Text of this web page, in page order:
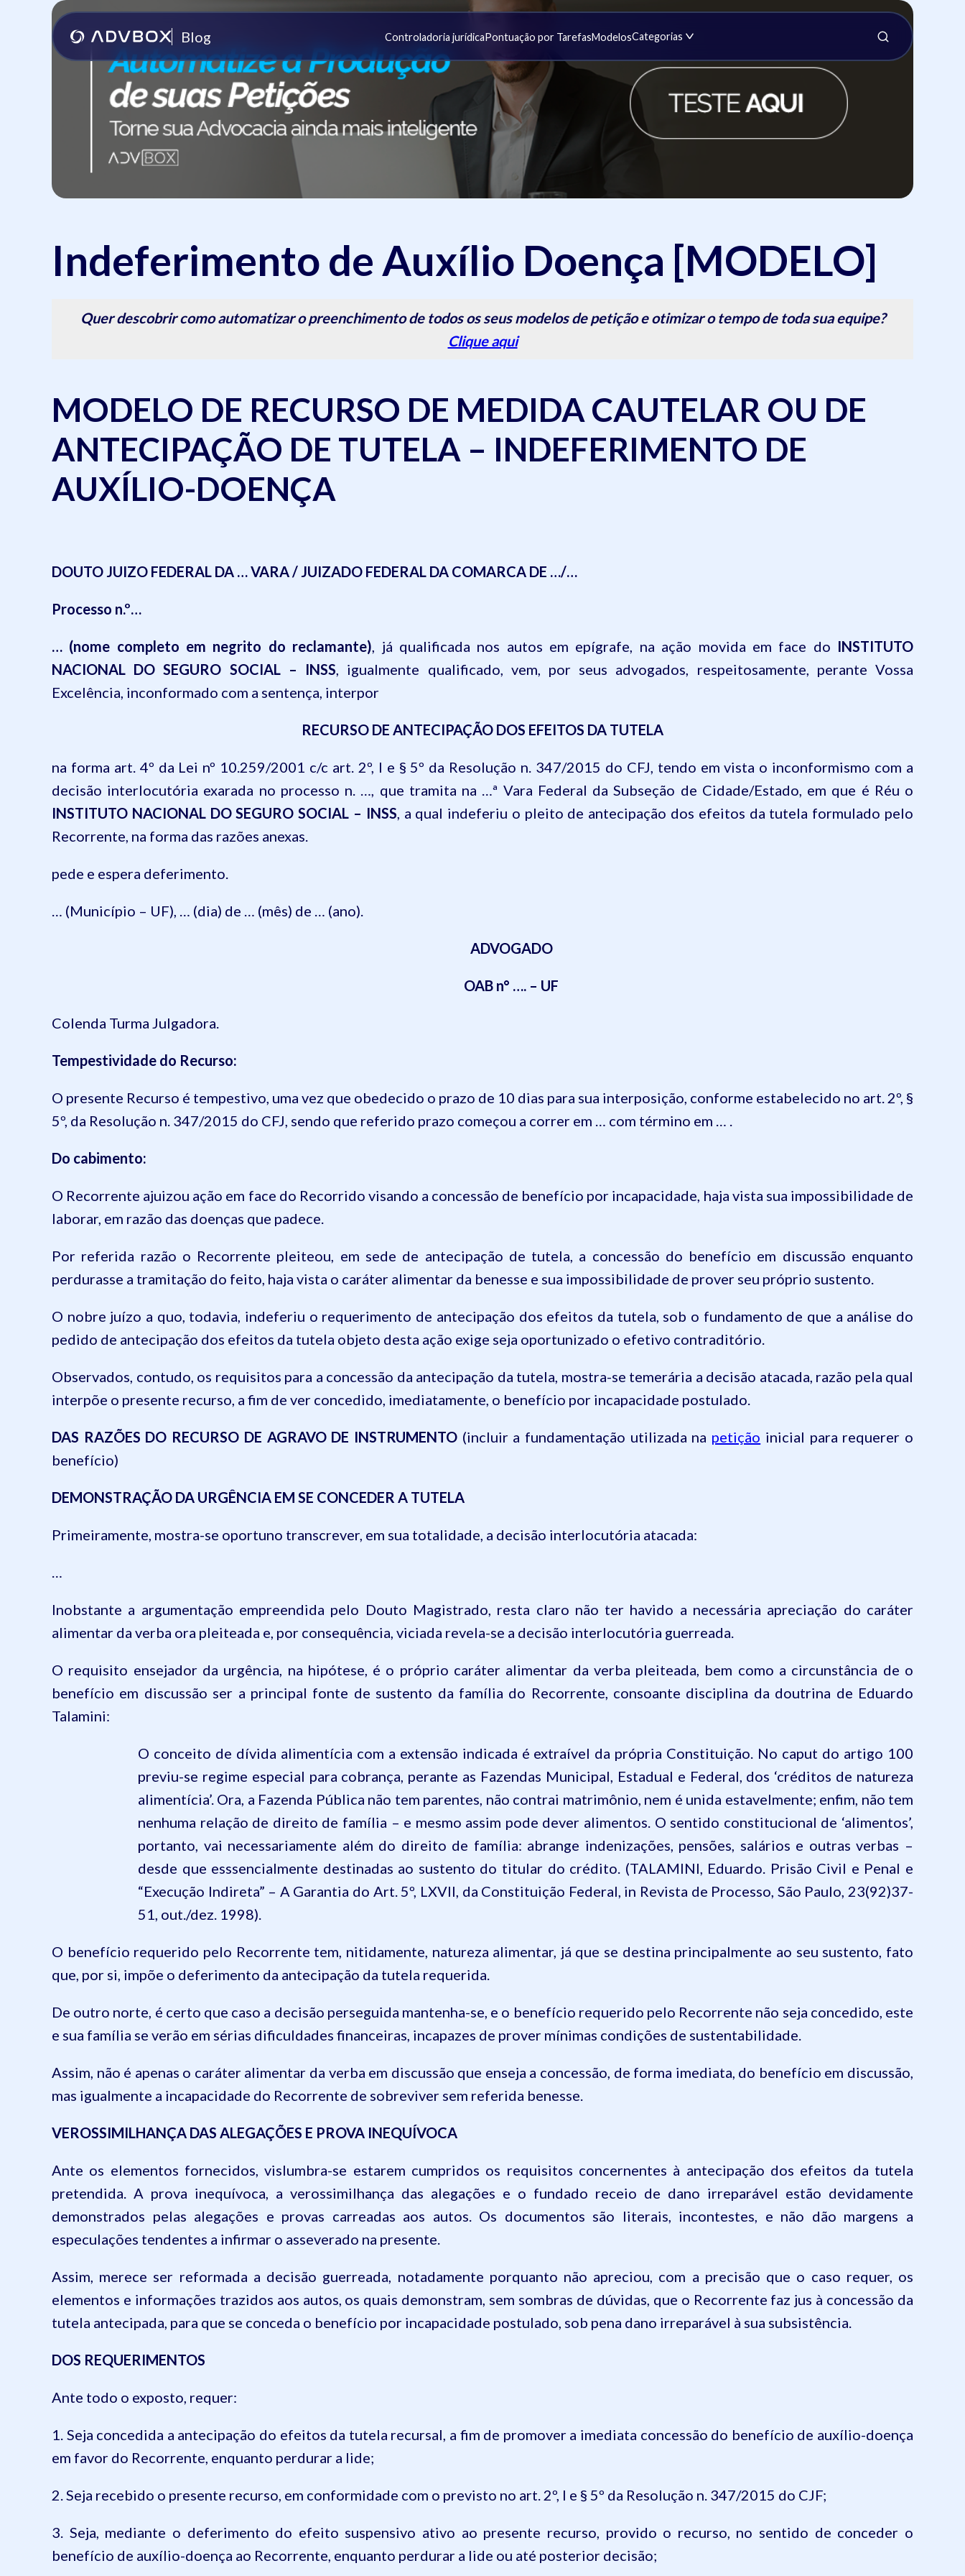
Blog Controladoria jurídicaPontuação por TarefasModelosCategorias
Indeferimento de Auxílio Doença [MODELO]
Quer descobrir como automatizar o preenchimento de todos os seus modelos de petição e otimizar o tempo de toda sua equipe?
Clique aqui
MODELO DE RECURSO DE MEDIDA CAUTELAR OU DE
ANTECIPAÇÃO DE TUTELA – INDEFERIMENTO DE
AUXÍLIO-DOENÇA
DOUTO JUIZO FEDERAL DA … VARA / JUIZADO FEDERAL DA COMARCA DE …/…
Processo n.º…
… (nome completo em negrito do reclamante), já qualificada nos autos em epígrafe, na ação movida em face do INSTITUTO
NACIONAL DO SEGURO SOCIAL – INSS, igualmente qualificado, vem, por seus advogados, respeitosamente, perante Vossa
Excelência, inconformado com a sentença, interpor
RECURSO DE ANTECIPAÇÃO DOS EFEITOS DA TUTELA
na forma art. 4º da Lei nº 10.259/2001 c/c art. 2º, I e § 5º da Resolução n. 347/2015 do CFJ, tendo em vista o inconformismo com a
decisão interlocutória exarada no processo n. …, que tramita na …ª Vara Federal da Subseção de Cidade/Estado, em que é Réu o
INSTITUTO NACIONAL DO SEGURO SOCIAL – INSS, a qual indeferiu o pleito de antecipação dos efeitos da tutela formulado pelo
Recorrente, na forma das razões anexas.
pede e espera deferimento.
… (Município – UF), … (dia) de … (mês) de … (ano).
ADVOGADO
OAB n° …. – UF
Colenda Turma Julgadora.
Tempestividade do Recurso:
O presente Recurso é tempestivo, uma vez que obedecido o prazo de 10 dias para sua interposição, conforme estabelecido no art. 2º, §
5º, da Resolução n. 347/2015 do CFJ, sendo que referido prazo começou a correr em … com término em … .
Do cabimento:
O Recorrente ajuizou ação em face do Recorrido visando a concessão de benefício por incapacidade, haja vista sua impossibilidade de
laborar, em razão das doenças que padece.
Por referida razão o Recorrente pleiteou, em sede de antecipação de tutela, a concessão do benefício em discussão enquanto
perdurasse a tramitação do feito, haja vista o caráter alimentar da benesse e sua impossibilidade de prover seu próprio sustento.
O nobre juízo a quo, todavia, indeferiu o requerimento de antecipação dos efeitos da tutela, sob o fundamento de que a análise do
pedido de antecipação dos efeitos da tutela objeto desta ação exige seja oportunizado o efetivo contraditório.
Observados, contudo, os requisitos para a concessão da antecipação da tutela, mostra-se temerária a decisão atacada, razão pela qual
interpõe o presente recurso, a fim de ver concedido, imediatamente, o benefício por incapacidade postulado.
DAS RAZÕES DO RECURSO DE AGRAVO DE INSTRUMENTO (incluir a fundamentação utilizada na petição inicial para requerer o
benefício)
DEMONSTRAÇÃO DA URGÊNCIA EM SE CONCEDER A TUTELA
Primeiramente, mostra-se oportuno transcrever, em sua totalidade, a decisão interlocutória atacada:
…
Inobstante a argumentação empreendida pelo Douto Magistrado, resta claro não ter havido a necessária apreciação do caráter
alimentar da verba ora pleiteada e, por consequência, viciada revela-se a decisão interlocutória guerreada.
O requisito ensejador da urgência, na hipótese, é o próprio caráter alimentar da verba pleiteada, bem como a circunstância de o
benefício em discussão ser a principal fonte de sustento da família do Recorrente, consoante disciplina da doutrina de Eduardo
Talamini:
O conceito de dívida alimentícia com a extensão indicada é extraível da própria Constituição. No caput do artigo 100
previu-se regime especial para cobrança, perante as Fazendas Municipal, Estadual e Federal, dos ‘créditos de natureza
alimentícia’. Ora, a Fazenda Pública não tem parentes, não contrai matrimônio, nem é unida estavelmente; enfim, não tem
nenhuma relação de direito de família – e mesmo assim pode dever alimentos. O sentido constitucional de ‘alimentos’,
portanto, vai necessariamente além do direito de família: abrange indenizações, pensões, salários e outras verbas –
desde que esssencialmente destinadas ao sustento do titular do crédito. (TALAMINI, Eduardo. Prisão Civil e Penal e
“Execução Indireta” – A Garantia do Art. 5º, LXVII, da Constituição Federal, in Revista de Processo, São Paulo, 23(92)37-
51, out./dez. 1998).
O benefício requerido pelo Recorrente tem, nitidamente, natureza alimentar, já que se destina principalmente ao seu sustento, fato
que, por si, impõe o deferimento da antecipação da tutela requerida.
De outro norte, é certo que caso a decisão perseguida mantenha-se, e o benefício requerido pelo Recorrente não seja concedido, este
e sua família se verão em sérias dificuldades financeiras, incapazes de prover mínimas condições de sustentabilidade.
Assim, não é apenas o caráter alimentar da verba em discussão que enseja a concessão, de forma imediata, do benefício em discussão,
mas igualmente a incapacidade do Recorrente de sobreviver sem referida benesse.
VEROSSIMILHANÇA DAS ALEGAÇÕES E PROVA INEQUÍVOCA
Ante os elementos fornecidos, vislumbra-se estarem cumpridos os requisitos concernentes à antecipação dos efeitos da tutela
pretendida. A prova inequívoca, a verossimilhança das alegações e o fundado receio de dano irreparável estão devidamente
demonstrados pelas alegações e provas carreadas aos autos. Os documentos são literais, incontestes, e não dão margens a
especulações tendentes a infirmar o asseverado na presente.
Assim, merece ser reformada a decisão guerreada, notadamente porquanto não apreciou, com a precisão que o caso requer, os
elementos e informações trazidos aos autos, os quais demonstram, sem sombras de dúvidas, que o Recorrente faz jus à concessão da
tutela antecipada, para que se conceda o benefício por incapacidade postulado, sob pena dano irreparável à sua subsistência.
DOS REQUERIMENTOS
Ante todo o exposto, requer:
1. Seja concedida a antecipação do efeitos da tutela recursal, a fim de promover a imediata concessão do benefício de auxílio-doença
em favor do Recorrente, enquanto perdurar a lide;
2. Seja recebido o presente recurso, em conformidade com o previsto no art. 2º, I e § 5º da Resolução n. 347/2015 do CJF;
3. Seja, mediante o deferimento do efeito suspensivo ativo ao presente recurso, provido o recurso, no sentido de conceder o
benefício de auxílio-doença ao Recorrente, enquanto perdurar a lide ou até posterior decisão;